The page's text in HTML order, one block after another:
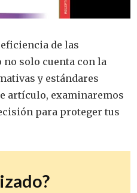
de las
solo cuenta con la
y estándares
artículo, examinaremos
para proteger tus